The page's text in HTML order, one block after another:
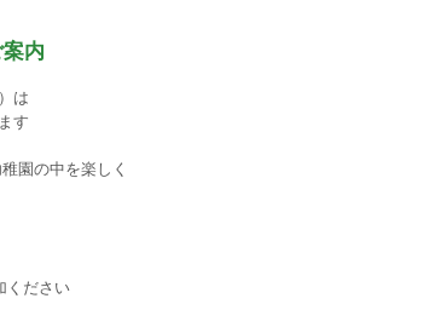
内
は
す
園の中を楽しく
ください